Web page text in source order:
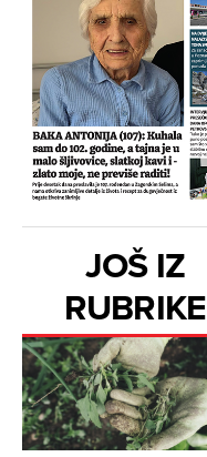
JOŠ IZ
RUBRIKE